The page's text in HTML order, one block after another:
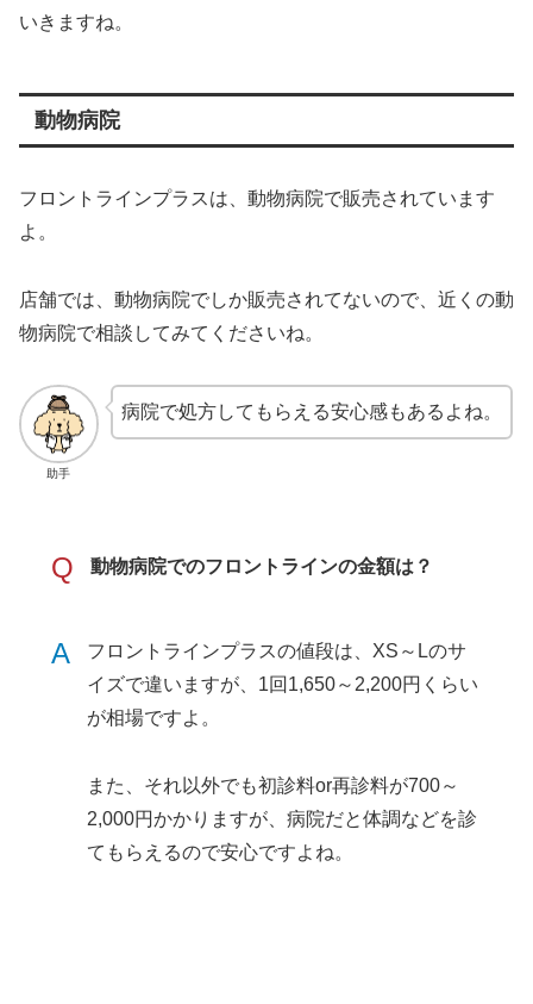
いきますね。
動物病院
フロントラインプラスは、動物病院で販売されています
よ。
店舗では、動物病院でしか販売されてないので、近くの動
物病院で相談してみてくださいね。
助手
病院で処方してもらえる安心感もあるよね。
Q 動物病院でのフロントラインの金額は？
A
フロントラインプラスの値段は、XS～Lのサ
イズで違いますが、1回1,650～2,200円くらい
が相場ですよ。
また、それ以外でも初診料or再診料が700～
2,000円かかりますが、病院だと体調などを診
てもらえるので安心ですよね。